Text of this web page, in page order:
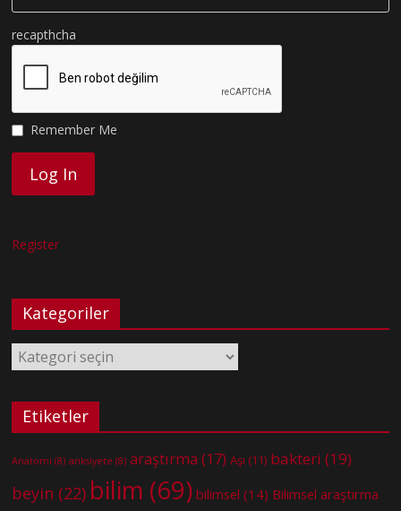
recapthcha
Remember Me
Register
Kategoriler
Kategoriler
Etiketler
Anatomi (8) anksiyete (8) araştırma (17) Aşı (11) bakteri (19)
beyin (22) bilim (69) bilimsel (14) Bilimsel araştırma